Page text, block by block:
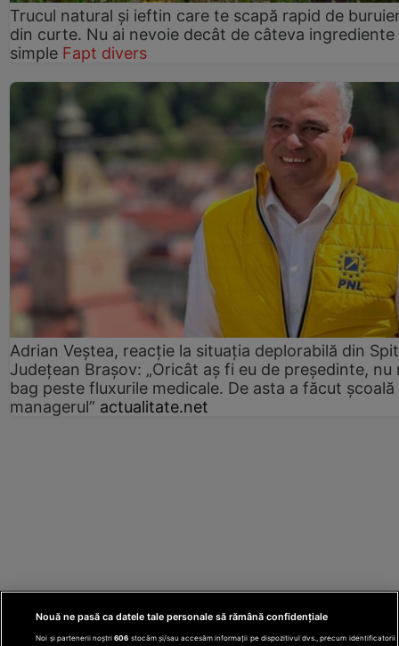
Trucul natural și ieftin care te scapă rapid de
din curte. Nu ai nevoie decât de câteva ingrediente
simple Fapt divers
Adrian Veștea, reacție la situația deplorabilă din
Județean Brașov: „Oricât aș fi eu de președinte, nu
bag peste fluxurile medicale. De asta a făcut școală
managerul” actualitate.net
Nouă ne pasă ca datele tale personale să rămână confidențiale
Noi și partenerii noștri606 stocăm și/sau accesăm informații pe dispozitivul dvs., precum identificatorii